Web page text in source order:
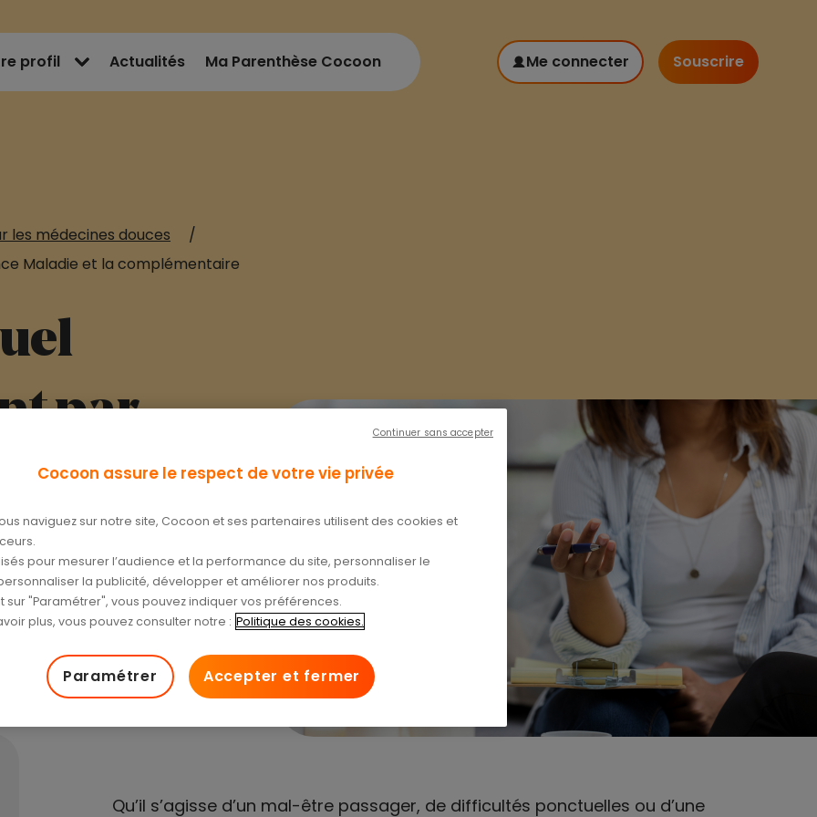
profil Actualités Ma Parenthèse Cocoon Me connecter Souscrire
les médecines douces
/
Maladie et la complémentaire
par
et la
santé ?
2024
Qu’il s’agisse d’un mal-être passager, de difficultés ponctuelles ou d’une
Cocoon assure le respect de votre vie privée
naviguez sur notre site, Cocoon et ses partenaires utilisent des cookies et
pour mesurer l’audience et la performance du site, personnaliser le
la publicité, développer et améliorer nos produits.
sur "Paramétrer", vous pouvez indiquer vos préférences.
plus, vous pouvez consulter notre : Politique des cookies.
Accepter et fermer
Paramétrer
Continuer sans accepter